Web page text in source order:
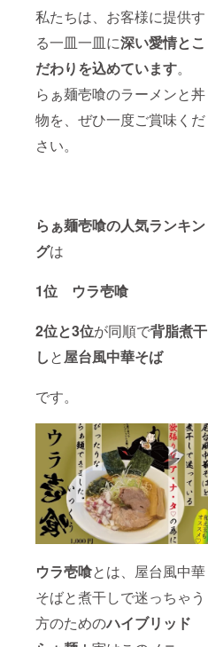
私たちは、お客様に提供す
る一皿一皿に深い愛情とこ
だわりを込めています。
らぁ麺壱喰のラーメンと丼
物を、ぜひ一度ご賞味くだ
さい。
らぁ麺壱喰の人気ランキン
グは
1位
ウラ壱喰
2位と3位が同順で背脂煮干
しと屋台風中華そば
です。
ウラ壱喰とは、屋台風中華
そばと煮干しで迷っちゃう
方のためのハイブリッド